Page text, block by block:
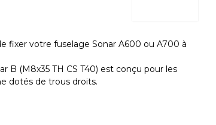
fixer votre fuselage Sonar A600 ou A700 à
B (M8x35 TH CS T40) est conçu pour les
dotés de trous droits.